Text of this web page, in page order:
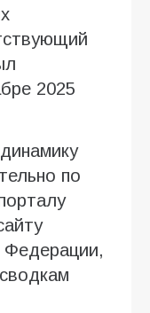
2025
по
Федерации,